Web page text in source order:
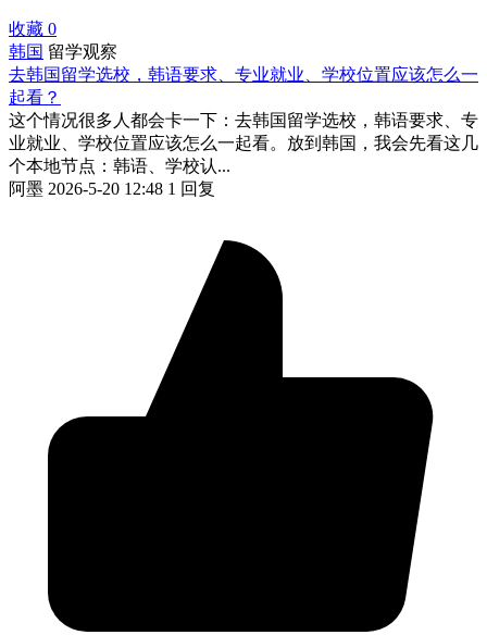
收藏 0
韩国 留学观察
去韩国留学选校，韩语要求、专业就业、学校位置应该怎么一
起看？
这个情况很多人都会卡一下：去韩国留学选校，韩语要求、专
业就业、学校位置应该怎么一起看。放到韩国，我会先看这几
个本地节点：韩语、学校认...
阿墨 2026-5-20 12:48 1 回复